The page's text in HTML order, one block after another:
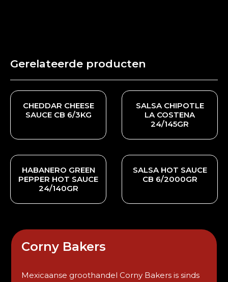
Gerelateerde producten
CHEDDAR CHEESE
SAUCE CB 6/3KG
SALSA CHIPOTLE
LA COSTENA
24/145GR
HABANERO GREEN
PEPPER HOT SAUCE
24/140GR
SALSA HOT SAUCE
CB 6/2000GR
Corny Bakers
Mexicaanse groothandel Corny Bakers is sinds